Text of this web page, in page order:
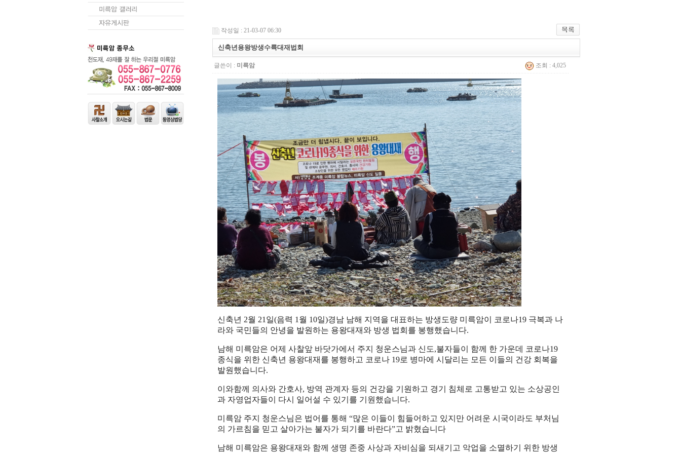
작성일 : 21-03-07 06:30
신축년용왕방생수륙대재법회
글쓴이 : 미륵암 조회 : 4,025
신축년 2월 21 일(음력 1 월 10일)경남 남해 지역을 대표하는 방생도량 미륵암이 코로나19 극복과 나
라와 국민들의 안녕을 발원하는 용왕대재와 방생 법회를 봉행했습니다.
남해 미륵암은 어제 사찰앞 바닷가에서 주지 청운스님과 신도,불자들이 함께 한 가운데 코로나19
종식을 위한 신축년 용왕대재를 봉행하고 코로나 19로 병마에 시달리는 모든 이들의 건강 회복을
발원했습니다.
이와함께 의사와 간호사, 방역 관계자 등의 건강을 기원하고 경기 침체로 고통받고 있는 소상공인
과 자영업자들이 다시 일어설 수 있기를 기원했습니다.
미륵암 주지 청운스님은 법어를 통해 “많은 이들이 힘들어하고 있지만 어려운 시국이라도 부처님
의 가르침을 믿고 살아가는 불자가 되기를 바란다”고 밝혔습니다
남해 미륵암은 용왕대재와 함께 생명 존중 사상과 자비심을 되새기고 악업을 소멸하기 위한 방생